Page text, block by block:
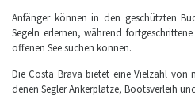
Anfänger können in den geschützten
Segeln erlernen, während
offenen See suchen können.
Die Costa Brava bietet eine Vielzahl von
denen Segler Ankerplätze, Bootsverleih